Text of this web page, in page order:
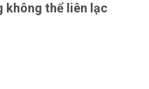
không thể liên lạc